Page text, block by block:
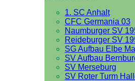
1. SC Anhalt
CFC Germania 03
Naumburger SV
Reideburger SV
SG Aufbau Elbe
SV Aufbau
SV Merseburg
SV Roter Turm